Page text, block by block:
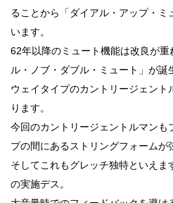
ることから「ダイアル・アップ・ミ
います。
62年以降のミュート機能は改良が
ル・ノブ・ダブル・ミュート」が誕
ウェイタイプのカントリージェント
ります。
今回のカントリージェントルマンも
プの間にあるストリングフォームが
そしてこれもグレッチ独特といえ
の実施デス。